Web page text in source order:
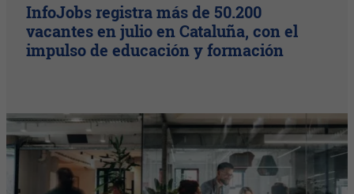
InfoJobs registra más de 50.200
vacantes en julio en Cataluña, con el
impulso de educación y formación